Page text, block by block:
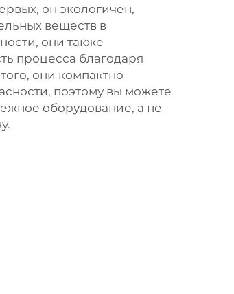
он экологичен,
веществ в
они также
процесса благодаря
они компактно
поэтому вы можете
оборудование, а не